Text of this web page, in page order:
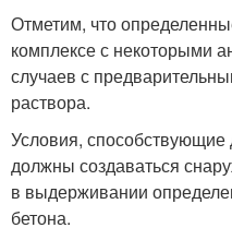
Отметим, что
комплексе с некоторыми
случаев с
раствора.
Условия, способствующие
должны создаваться
в выдерживании
бетона.